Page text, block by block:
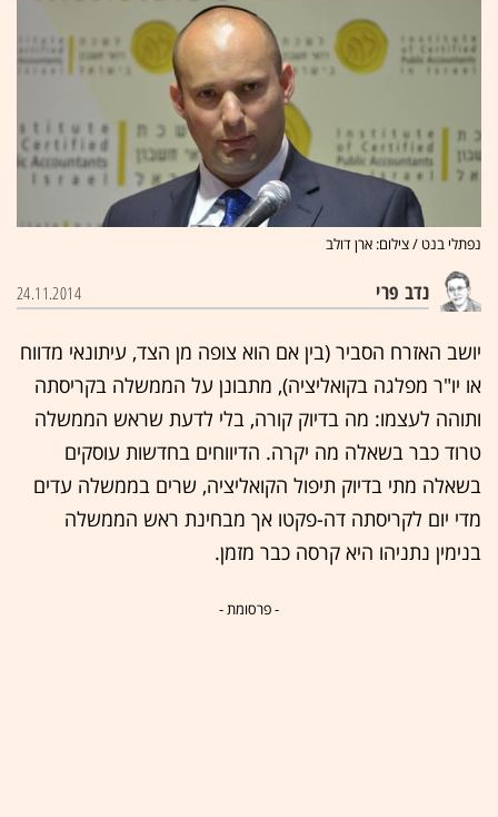
נפתלי בנט / צילום: ארן דולב
נדב פרי 24.11.2014
יושב האזרח הסביר (בין אם הוא צופה מן הצד, עיתונאי מדווח
או יו"ר מפלגה בקואליציה), מתבונן על הממשלה בקריסתה
ותוהה לעצמו: מה בדיוק קורה, בלי לדעת שראש הממשלה
טרוד כבר בשאלה מה יקרה. הדיווחים בחדשות עוסקים
בשאלה מתי בדיוק תיפול הקואליציה, שרים בממשלה עדים
מדי יום לקריסתה דה-פקטו אך מבחינת ראש הממשלה
בנימין נתניהו היא קרסה כבר מזמן.
- פרסומת -